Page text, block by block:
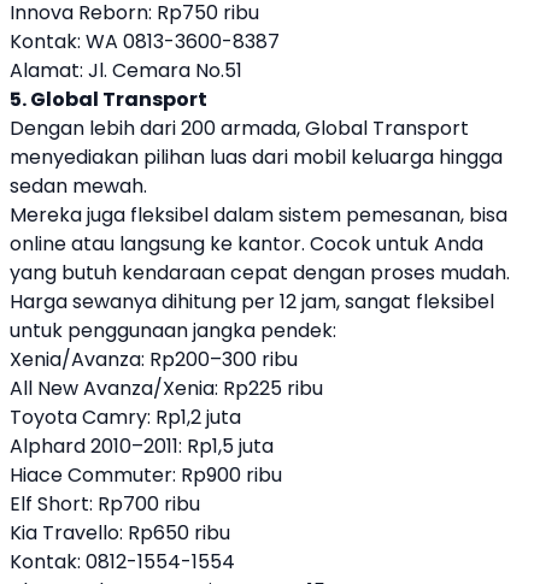
Innova Reborn: Rp750 ribu
Kontak: WA 0813-3600-8387
Alamat: Jl. Cemara No.51
5. Global Transport
Dengan lebih dari 200 armada, Global Transport
menyediakan pilihan luas dari mobil keluarga hingga
sedan mewah.
Mereka juga fleksibel dalam sistem pemesanan, bisa
online atau langsung ke kantor. Cocok untuk Anda
yang butuh kendaraan cepat dengan proses mudah.
Harga sewanya dihitung per 12 jam, sangat fleksibel
untuk penggunaan jangka pendek:
Xenia/Avanza: Rp200–300 ribu
All New Avanza/Xenia: Rp225 ribu
Toyota Camry: Rp1,2 juta
Alphard 2010–2011: Rp1,5 juta
Hiace Commuter: Rp900 ribu
Elf Short: Rp700 ribu
Kia Travello: Rp650 ribu
Kontak: 0812-1554-1554